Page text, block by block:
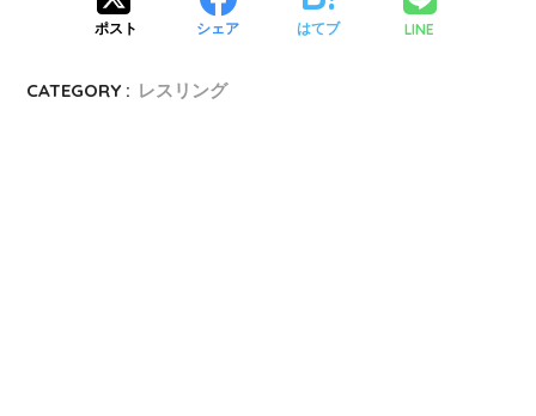
ポスト シェア はてブ LINE
CATEGORY : レスリング